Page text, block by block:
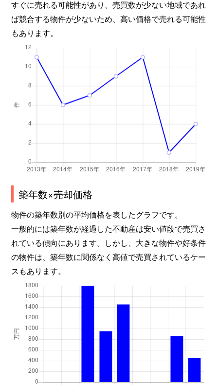
すぐに売れる可能性があり、売買数が少ない地域であれ
ば競合する物件が少ないため、高い価格で売れる可能性
もあります。
築年数×売却価格
物件の築年数別の平均価格を表したグラフです。
一般的には築年数が経過した不動産は安い値段で売買さ
れている傾向にあります。しかし、大きな物件や好条件
の物件は、築年数に関係なく高値で売買されているケー
スもあります。